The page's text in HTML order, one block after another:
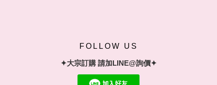
FOLLOW US
✦大宗訂購 請加LINE@詢價✦